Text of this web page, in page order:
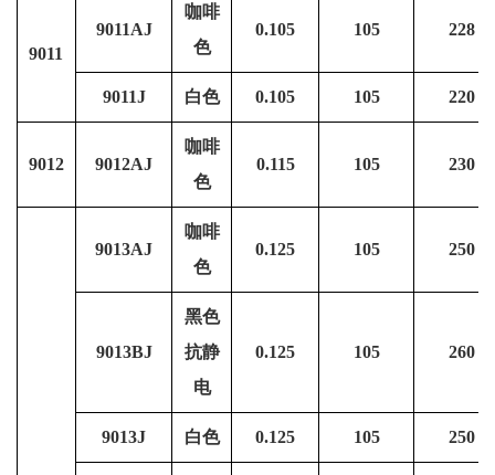
9011
9011AJ
咖啡
色
0.105 105 228
9011J 白色 0.105 105 220
9012 9012AJ
咖啡
色
0.115 105 230
9013AJ
咖啡
色
0.125 105 250
9013BJ
黑色
抗静
电
0.125 105 260
9013J 白色 0.125 105 250